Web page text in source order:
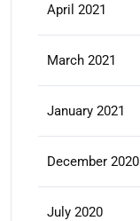
April 2021
March 2021
January 2021
December 2020
July 2020